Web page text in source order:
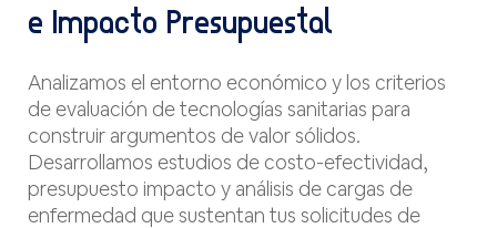
e Impacto Presupuestal
Analizamos el entorno económico y los criterios
de evaluación de tecnologías sanitarias para
construir argumentos de valor sólidos.
Desarrollamos estudios de costo-efectividad,
presupuesto impacto y análisis de cargas de
enfermedad que sustentan tus solicitudes de